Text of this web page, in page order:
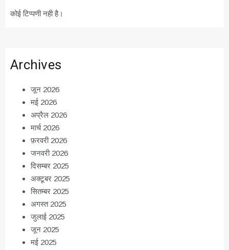
कोई टिप्पणी नही है।
Archives
जून 2026
मई 2026
अप्रैल 2026
मार्च 2026
फ़रवरी 2026
जनवरी 2026
दिसम्बर 2025
अक्टूबर 2025
सितम्बर 2025
अगस्त 2025
जुलाई 2025
जून 2025
मई 2025